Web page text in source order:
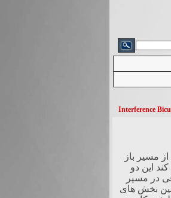
Interference
مسیر باز
این دو
در مسیر
بخش های